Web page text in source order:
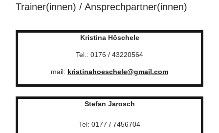
Trainer(innen) / Ansprechpartner(innen)
Kristina Höschele
Tel.: 0176 / 43220564
mail: kristinahoeschele@gmail.com
Stefan Jarosch
Tel: 0177 / 7456704